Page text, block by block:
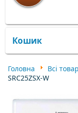
×
×
Кошик
Головна Всі
SRC25ZSX-W